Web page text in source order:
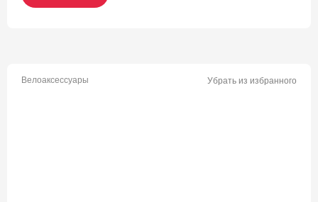
Велоаксессуары Убрать из избранного